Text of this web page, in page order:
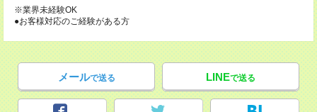
※業界未経験OK
●お客様対応のご経験がある方
メールで送る LINEで送る